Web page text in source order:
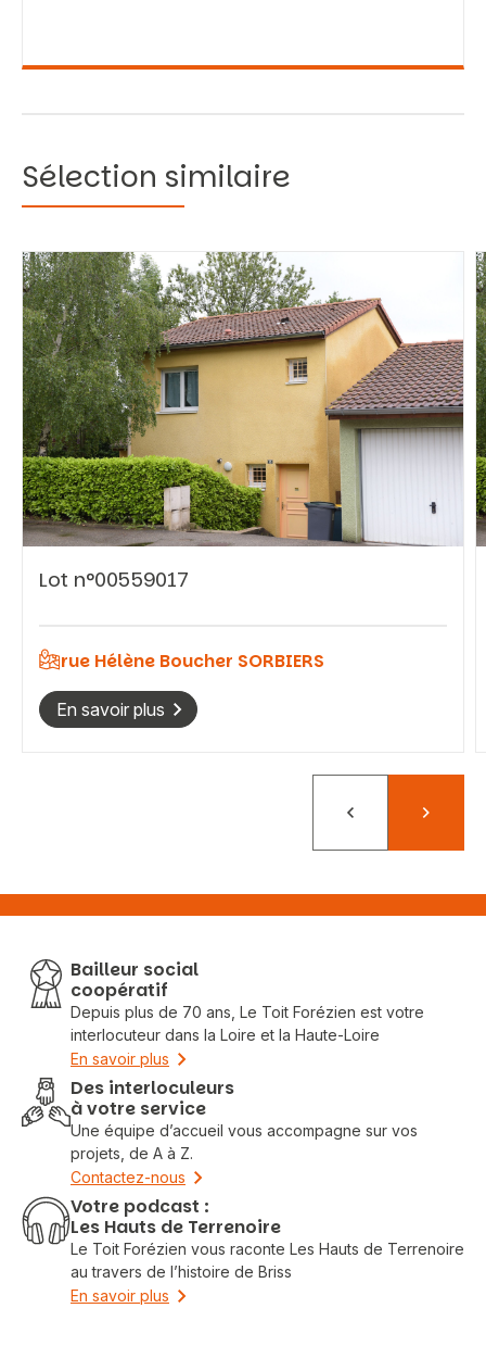
Sélection similaire
Lot n°00559017
rue Hélène Boucher SORBIERS
En savoir plus
PrécédentSuivant
Bailleur social
coopératif
Depuis plus de 70 ans, Le Toit Forézien est votre
interlocuteur dans la Loire et la Haute-Loire
En savoir plus
Des interloculeurs
à votre service
Une équipe d’accueil vous accompagne sur vos
projets, de A à Z.
Contactez-nous
Votre podcast :
Les Hauts de Terrenoire
Le Toit Forézien vous raconte Les Hauts de Terrenoire
au travers de l’histoire de Briss
En savoir plus